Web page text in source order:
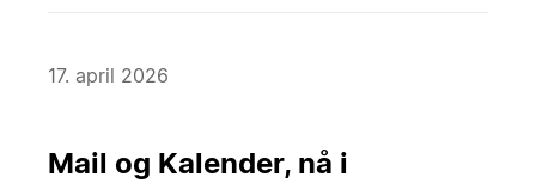
17. april 2026
Mail og Kalender, nå i